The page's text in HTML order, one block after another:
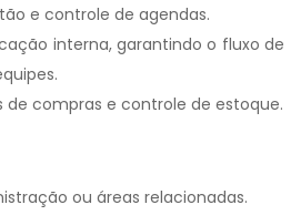
e controle de agendas.
interna, garantindo o fluxo de
de compras e controle de estoque.
ou áreas relacionadas.